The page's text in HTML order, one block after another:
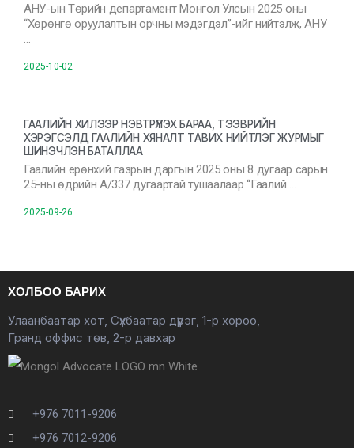
АНУ-ын Төрийн департамент Монгол Улсын 2025 оны
“Хөрөнгө оруулалтын орчны мэдэгдэл”-ийг нийтэлж, АНУ
…
2025-10-02
ГААЛИЙН ХИЛЭЭР НЭВТРҮҮЛЭХ БАРАА, ТЭЭВРИЙН
ХЭРЭГСЭЛД ГААЛИЙН ХЯНАЛТ ТАВИХ НИЙТЛЭГ ЖУРМЫГ
ШИНЭЧЛЭН БАТАЛЛАА
Гаалийн ерөнхий газрын даргын 2025 оны 8 дугаар сарын
25-ны өдрийн А/337 дугаартай тушаалаар “Гаалий …
2025-09-26
ХОЛБОО БАРИХ
Улаанбаатар хот, Сүхбаатар дүүрэг, 1-р хороо,
Гранд оффис төв, 2-р давхар
+976 7011-9206
+976 7012-9206